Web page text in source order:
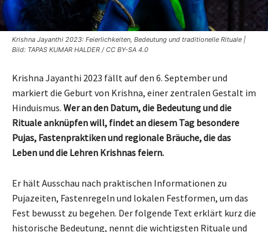
Krishna Jayanthi 2023: Feierlichkeiten, Bedeutung und traditionelle Rituale |
Bild: TAPAS KUMAR HALDER / CC BY-SA 4.0
Krishna Jayanthi 2023 fällt auf den 6. September und
markiert die Geburt von Krishna, einer zentralen Gestalt im
Hinduismus. Wer an den Datum, die Bedeutung und die
Rituale anknüpfen will, findet an diesem Tag besondere
Pujas, Fastenpraktiken und regionale Bräuche, die das
Leben und die Lehren Krishnas feiern.
Er hält Ausschau nach praktischen Informationen zu
Pujazeiten, Fastenregeln und lokalen Festformen, um das
Fest bewusst zu begehen. Der folgende Text erklärt kurz die
historische Bedeutung, nennt die wichtigsten Rituale und